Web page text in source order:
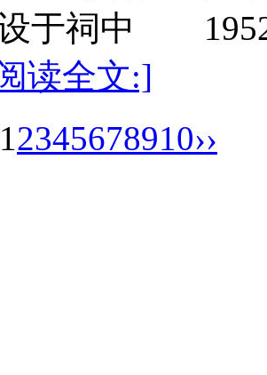
于祠中 1952
读全文:]
12345678910››